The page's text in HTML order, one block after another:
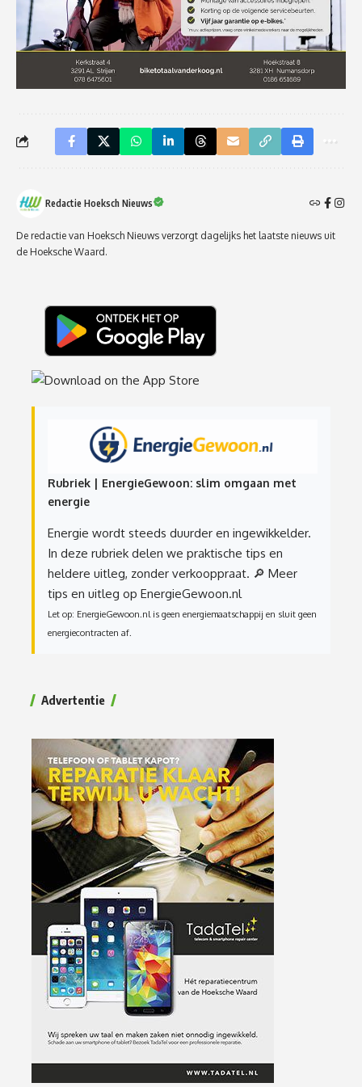
Redactie Hoeksch Nieuws
De redactie van Hoeksch Nieuws verzorgt dagelijks het laatste nieuws uit
de Hoeksche Waard.
Rubriek | EnergieGewoon: slim omgaan met
energie
Energie wordt steeds duurder en ingewikkelder.
In deze rubriek delen we praktische tips en
heldere uitleg, zonder verkooppraat. 🔎 Meer
tips en uitleg op EnergieGewoon.nl
Let op: EnergieGewoon.nl is geen energiemaatschappij en sluit geen
energiecontracten af.
Advertentie